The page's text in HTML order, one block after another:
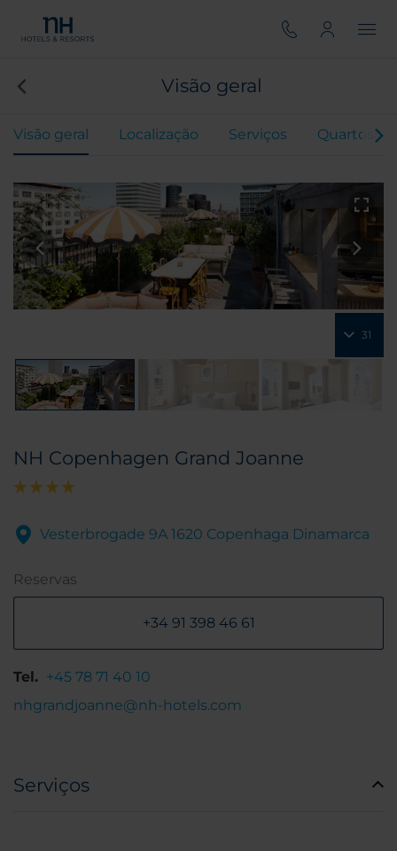
Visão geral
Visão geral Localização Serviços Quartos
31
NH Copenhagen Grand Joanne
Vesterbrogade 9A 1620 Copenhaga Dinamarca
Reservas
+34 91 398 46 61
Tel. +45 78 71 40 10
nhgrandjoanne@nh-hotels.com
Serviços